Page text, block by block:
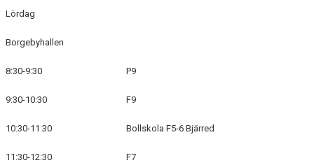
Lördag
Borgebyhallen
8:30-9:30 P9
9:30-10:30 F9
10:30-11:30 Bollskola F5-6 Bjärred
11:30-12:30 F7